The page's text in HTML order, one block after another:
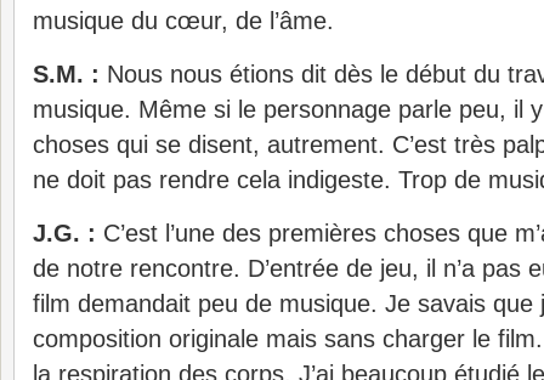
musique du cœur, de l’âme.
S.M. : Nous nous étions dit dès le début du
musique. Même si le personnage parle peu, il
choses qui se disent, autrement. C’est très
ne doit pas rendre cela indigeste. Trop de
J.G. : C’est l’une des premières choses que
de notre rencontre. D’entrée de jeu, il n’a pas
film demandait peu de musique. Je savais que
composition originale mais sans charger le
la respiration des corps. J’ai beaucoup étudié